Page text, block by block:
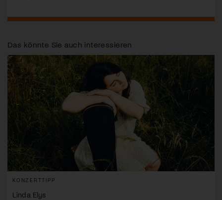
Das könnte Sie auch interessieren
KONZERTTIPP
Linda Elys